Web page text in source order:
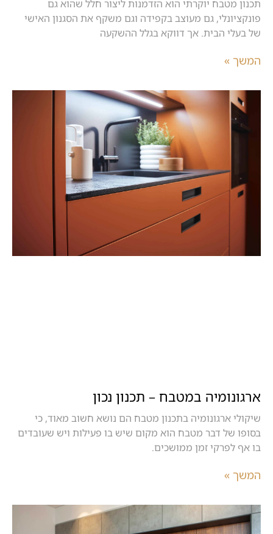
תכנון מטבח יוקרתי הוא הזדמנות ליצור חלל שהוא גם
פונקציונלי, גם מעוצב בקפידה וגם משקף את הסגנון האישי
של בעלי הבית. אך דווקא בגלל ההשקעה
המשך »
ארגונומיה במטבח – תכנון נכון
שיקולי ארגונומיה בתכנון מטבח הם נושא חשוב מאוד, כי
בסופו של דבר מטבח הוא מקום שיש בו פעילות ויש שעובדים
בו אף לפרקי זמן ממושכים.
המשך »